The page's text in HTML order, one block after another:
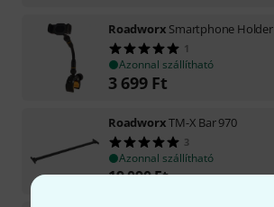
Roadworx Smartphone Holder
1
Azonnal szállítható
3 699 Ft
RoadworxTM-X Bar 970
3
Azonnal szállítható
19 090Ft